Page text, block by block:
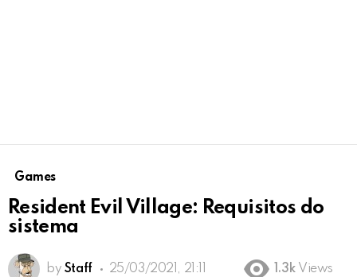
Games
Resident Evil Village: Requisitos do
sistema
by Staff 25/03/2021, 21:11 1.3k Views